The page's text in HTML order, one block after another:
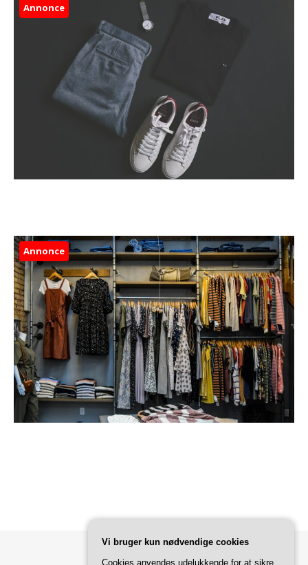
Annonce
Annonce
Vi bruger kun nødvendige cookies
Cookies anvendes udelukkende for at sikre,